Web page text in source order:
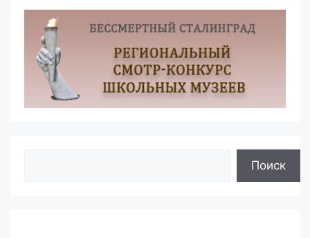
Поиск